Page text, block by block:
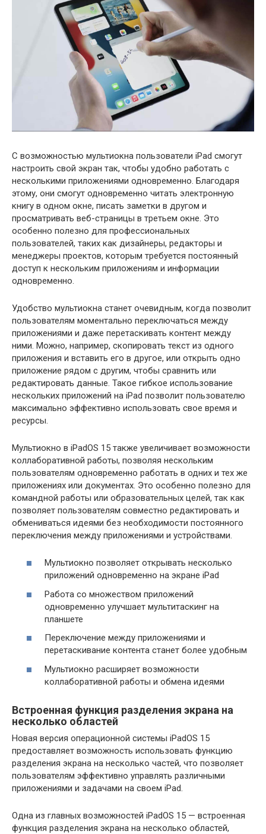
С возможностью мультиокна пользователи iPad смогут
настроить свой экран так, чтобы удобно работать с
несколькими приложениями одновременно. Благодаря
этому, они смогут одновременно читать электронную
книгу в одном окне, писать заметки в другом и
просматривать веб-страницы в третьем окне. Это
особенно полезно для профессиональных
пользователей, таких как дизайнеры, редакторы и
менеджеры проектов, которым требуется постоянный
доступ к нескольким приложениям и информации
одновременно.
Удобство мультиокна станет очевидным, когда позволит
пользователям моментально переключаться между
приложениями и даже перетаскивать контент между
ними. Можно, например, скопировать текст из одного
приложения и вставить его в другое, или открыть одно
приложение рядом с другим, чтобы сравнить или
редактировать данные. Такое гибкое использование
нескольких приложений на iPad позволит пользователю
максимально эффективно использовать свое время и
ресурсы.
Мультиокно в iPadOS 15 также увеличивает возможности
коллаборативной работы, позволяя нескольким
пользователям одновременно работать в одних и тех же
приложениях или документах. Это особенно полезно для
командной работы или образовательных целей, так как
позволяет пользователям совместно редактировать и
обмениваться идеями без необходимости постоянного
переключения между приложениями и устройствами.
Мультиокно позволяет открывать несколько
приложений одновременно на экране iPad
Работа со множеством приложений
одновременно улучшает мультитаскинг на
планшете
Переключение между приложениями и
перетаскивание контента станет более удобным
Мультиокно расширяет возможности
коллаборативной работы и обмена идеями
Встроенная функция разделения экрана на
несколько областей
Новая версия операционной системы iPadOS 15
предоставляет возможность использовать функцию
разделения экрана на несколько частей, что позволяет
пользователям эффективно управлять различными
приложениями и задачами на своем iPad.
Одна из главных возможностей iPadOS 15 — встроенная
функция разделения экрана на несколько областей,